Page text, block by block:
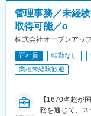
駅、府中競馬
駅、京急川崎駅
駅、神奈川駅
京成船橋駅、近
駅、岡本駅(兵
鉄香椎駅、桜坂
幡駅、東海神
宮駅、大阪梅田
管理事務／未経
取得可能／o
株式会社オープンアッ
正社員 転勤なし
業種未経験歓迎
【1670名超が
務を通じて、